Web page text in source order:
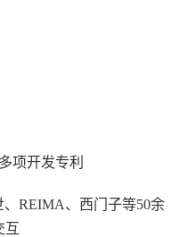
项开发专利
REIMA、西门子等50余
互